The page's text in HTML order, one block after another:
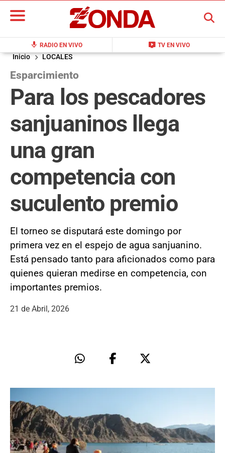
mic RADIO EN VIVO live_tv TV EN VIVO
BUSCAR
Inicio LOCALES
Esparcimiento
Para los pescadores
sanjuaninos llega
una gran
competencia con
suculento premio
El torneo se disputará este domingo por
primera vez en el espejo de agua sanjuanino.
Está pensado tanto para aficionados como para
quienes quieran medirse en competencia, con
importantes premios.
21 de Abril, 2026